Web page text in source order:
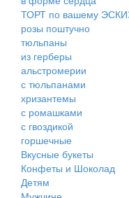
ТОРТ по вашему
розы поштучно
тюльпаны
из герберы
альстромерии
с тюльпанами
хризантемы
с ромашками
с гвоздикой
горшечные
Вкусные букеты
Конфеты и Шоколад
Детям